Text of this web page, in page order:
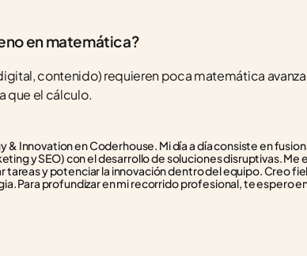
en matemática?
contenido) requieren poca matemática
que el cálculo.
& Innovation en Coderhouse. Mi día a día consiste en
y SEO) con el desarrollo de soluciones disruptivas. Me
tareas y potenciar la innovación dentro del equipo. Creo
Para profundizar en mi recorrido profesional, te espero